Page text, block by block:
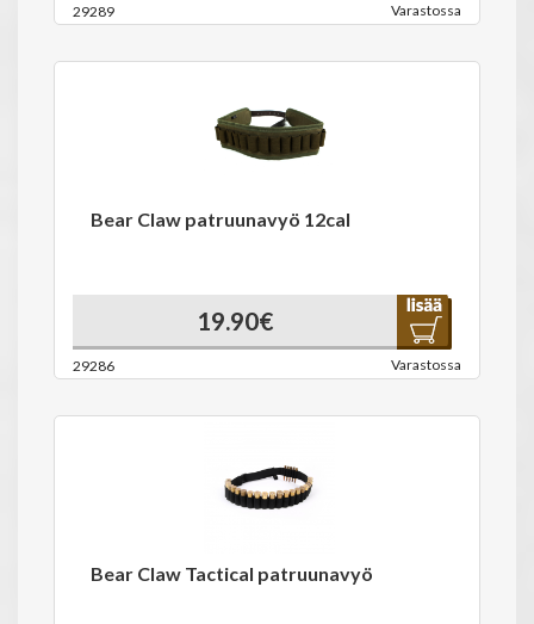
29289 Varastossa
Bear Claw patruunavyö 12cal
19.90€
29286 Varastossa
Bear Claw Tactical patruunavyö